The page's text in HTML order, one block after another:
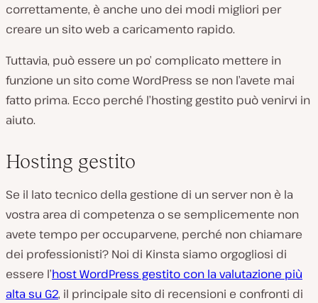
correttamente, è anche uno dei modi migliori per
creare un sito web a caricamento rapido.
Tuttavia, può essere un po’ complicato mettere in
funzione un sito come WordPress se non l’avete mai
fatto prima. Ecco perché l’hosting gestito può venirvi in
aiuto.
Hosting gestito
Se il lato tecnico della gestione di un server non è la
vostra area di competenza o se semplicemente non
avete tempo per occuparvene, perché non chiamare
dei professionisti? Noi di Kinsta siamo orgogliosi di
essere l’host WordPress gestito con la valutazione più
alta su G2, il principale sito di recensioni e confronti di